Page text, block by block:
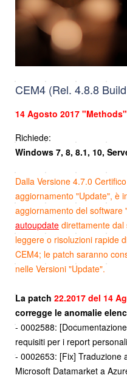
CEM4 (Rel. 4.8.8
14 Agosto 2017 "Methods"
Richiede:
Windows 7, 8, 8.1, 10,
Dalla Versione 4.7.0
aggiornamento "Update", è
aggiornamento del software
autoupdate direttamente
leggere o risoluzioni rapide
CEM4; le patch saranno
nelle Versioni "Update".
La patch 22.2017 del 14
corregge le anomalie
- 0002588:
requisiti per i report
- 0002653: [Fix] Traduzione
Microsoft Datamarket a